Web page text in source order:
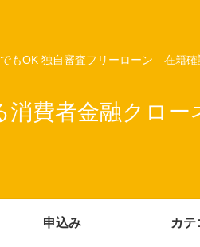
もOK 独自審査フリーローン 在籍
費者金融クロー
申込み カテ